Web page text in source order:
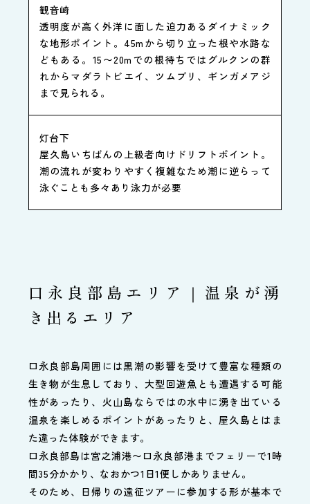
観音崎
透明度が高く外洋に面した迫力あるダイナミック
な地形ポイント。45mから切り立った根や水路な
どもある。15〜20mでの根待ちではグルクンの群
れからマダラトビエイ、ツムブリ、ギンガメアジ
まで見られる。
灯台下
屋久島いちばんの上級者向けドリフトポイント。
潮の流れが変わりやすく複雑なため潮に逆らって
泳ぐことも多々あり泳力が必要
口永良部島エリア｜温泉が湧
き出るエリア
口永良部島周囲には黒潮の影響を受けて豊富な種類の
生き物が生息しており、大型回遊魚とも遭遇する可能
性があったり、火山島ならではの水中に湧き出ている
温泉を楽しめるポイントがあったりと、屋久島とはま
た違った体験ができます。
口永良部島は宮之浦港〜口永良部港までフェリーで1時
間35分かかり、なおかつ1日1便しかありません。
そのため、日帰りの遠征ツアーに参加する形が基本で